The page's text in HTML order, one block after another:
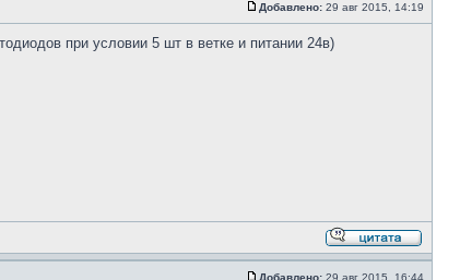
Добавлено: 29 авг 2015, 14:19
при условии 5 шт в ветке и питании 24в)
Добавлено: 29 авг 2015, 16:44